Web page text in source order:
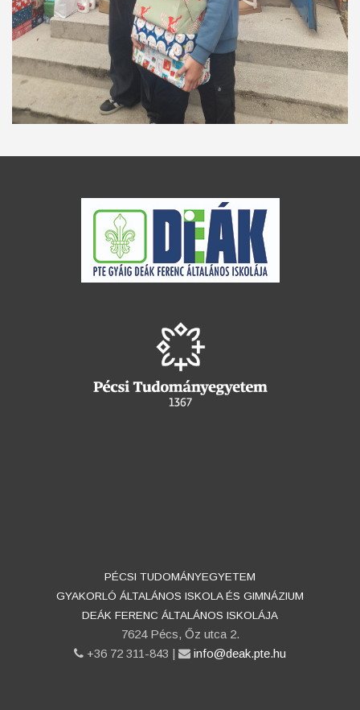
PÉCSI TUDOMÁNYEGYETEM
GYAKORLÓ ÁLTALÁNOS ISKOLA ÉS GIMNÁZIUM
DEÁK FERENC ÁLTALÁNOS ISKOLÁJA
7624 Pécs, Őz utca 2.
phone
+36 72 311-843 | email
info@deak.pte.hu